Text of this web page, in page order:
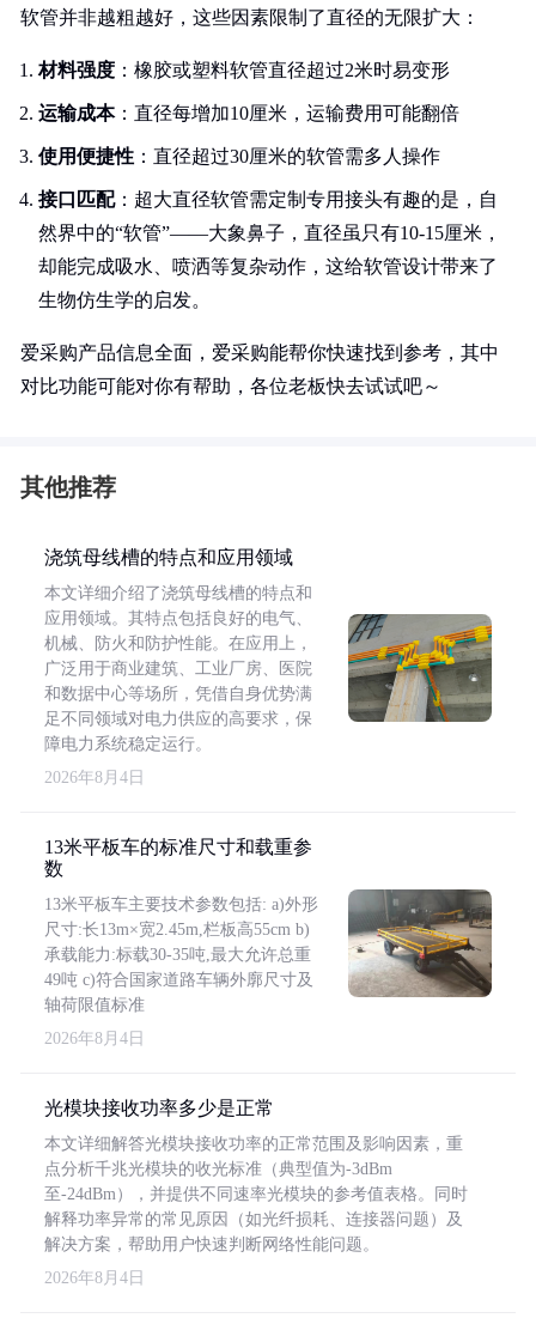
软管并非越粗越好，这些因素限制了直径的无限扩大：
材料强度 ：橡胶或塑料软管直径超过2米时易变形
运输成本：直径每增加10厘米，运输费用可能翻倍
使用便捷性 ：直径超过30厘米的软管需多人操作
接口匹配：超大直径软管需定制专用接头有趣的是，自
然界中的“软管”——大象鼻子，直径虽只有10-15厘米，
却能完成吸水、喷洒等复杂动作，这给软管设计带来了
生物仿生学的启发。
爱采购产品信息全面，爱采购能帮你快速找到参考，其中
对比功能可能对你有帮助，各位老板快去试试吧～
其他推荐
浇筑母线槽的特点和应用领域
本文详细介绍了浇筑母线槽的特点和
应用领域。其特点包括良好的电气、
机械、防火和防护性能。在应用上，
广泛用于商业建筑、工业厂房、医院
和数据中心等场所，凭借自身优势满
足不同领域对电力供应的高要求，保
障电力系统稳定运行。
2026年8月4日
13米平板车的标准尺寸和载重参
数
13米平板车主要技术参数包括: a)外形
尺寸:长13m×宽2.45m,栏板高55cm b)
承载能力:标载30-35吨,最大允许总重
49吨 c)符合国家道路车辆外廓尺寸及
轴荷限值标准
2026年8月4日
光模块接收功率多少是正常
本文详细解答光模块接收功率的正常范围及影响因素，重
点分析千兆光模块的收光标准（典型值为-3dBm
至-24dBm），并提供不同速率光模块的参考值表格。同时
解释功率异常的常见原因（如光纤损耗、连接器问题）及
解决方案，帮助用户快速判断网络性能问题。
2026年8月4日